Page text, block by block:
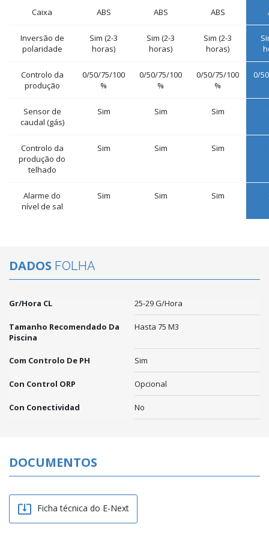
Caixa ABS ABS ABS
Inversão de
polaridade
Sim (2-3
horas)
Sim (2-3
horas)
Sim (2-3
horas)
Controlo da
produção
0/50/75/100
%
0/50/75/100
%
0/50/75/100
%
0/
Sensor de
caudal (gás)
Sim Sim Sim
Controlo da
produção do
telhado
Sim Sim Sim
Alarme do
nível de sal
Sim Sim Sim
DADOS FOLHA
Gr/hora CL 25-29 G/hora
Tamanho Recomendado Da
Piscina
Hasta 75 M3
Com Controlo De PH Sim
Con Control ORP Opcional
Con Conectividad No
DOCUMENTOS
 Ficha técnica do E-Next